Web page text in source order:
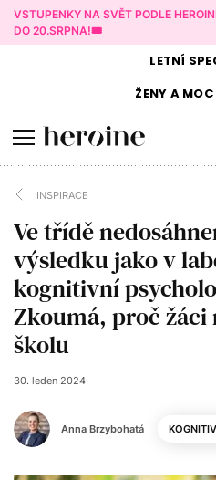
VSTUPENKY NA SVĚT PODLE
DO 20.SRPNA!🎟️
LETNÍ
ŽENY AMOC
INSPIRACE
Ve třídě
výsledku jako v
kognitivní
Zkoumá, proč
školu
Anna Brzybohatá
30. leden 2024